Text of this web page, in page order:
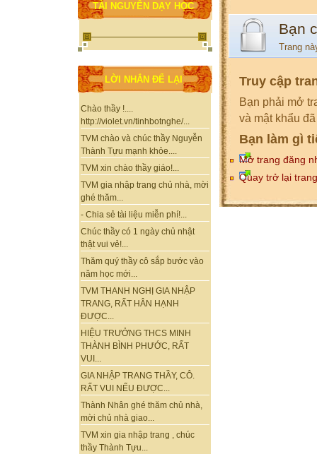
TÀI NGUYÊN DẠY HỌC
LỜI NHẮN ĐỂ LẠI
Chào thầy !....
http://violet.vn/tinhbotnghe/...
TVM chào và chúc thầy Nguyễn
Thành Tựu mạnh khỏe....
TVM xin chào thầy giáo!...
TVM gia nhập trang chủ nhà, mời
ghé thăm...
- Chia sẻ tài liệu miễn phí!...
Chúc thầy có 1 ngày chủ nhật
thật vui vẻ!...
Thăm quý thầy cô sắp bước vào
năm học mới...
TVM THANH NGHỊ GIA NHẬP
TRANG, RẤT HÂN HẠNH
ĐƯỢC...
HIỆU TRƯỞNG THCS MINH
THÀNH BÌNH PHƯỚC, RẤT
VUI...
GIA NHẬP TRANG THẦY, CÔ.
RẤT VUI NẾU ĐƯỢC...
Thành Nhân ghé thăm chủ nhà,
mời chủ nhà giao...
TVM xin gia nhập trang , chúc
thầy Thành Tựu...
Bạn
Trang
Truy cập
Bạn phải mở
và mật khẩu
Bạn làm gì
Mở trang đăng
Quay trở lại